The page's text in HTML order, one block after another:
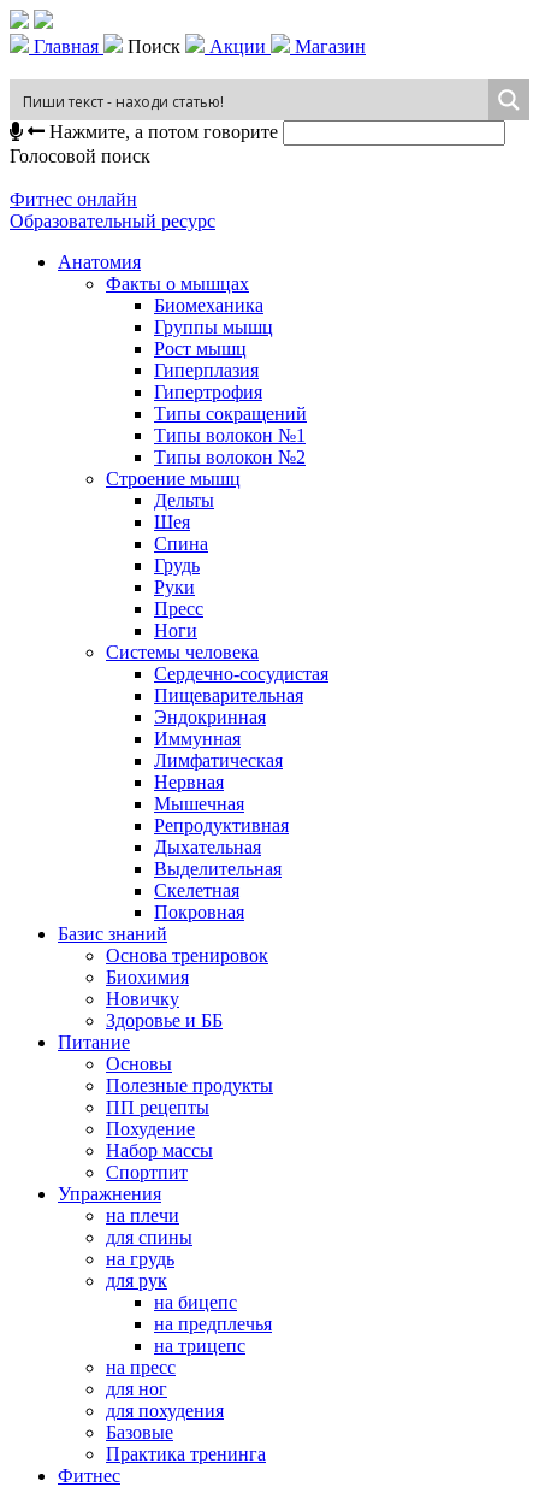
Главная Поиск Акции Магазин
Нажмите, а потом говорите
Голосовой поиск
Фитнес онлайн
Образовательный ресурс
Анатомия
Факты о мышцах
Биомеханика
Группы мышц
Рост мышц
Гиперплазия
Гипертрофия
Типы сокращений
Типы волокон №1
Типы волокон №2
Строение мышц
Дельты
Шея
Спина
Грудь
Руки
Пресс
Ноги
Системы человека
Сердечно-сосудистая
Пищеварительная
Эндокринная
Иммунная
Лимфатическая
Нервная
Мышечная
Репродуктивная
Дыхательная
Выделительная
Скелетная
Покровная
Базис знаний
Основа тренировок
Биохимия
Новичку
Здоровье и ББ
Питание
Основы
Полезные продукты
ПП рецепты
Похудение
Набор массы
Спортпит
Упражнения
на плечи
для спины
на грудь
для рук
на бицепс
на предплечья
на трицепс
на пресс
для ног
для похудения
Базовые
Практика тренинга
Фитнес